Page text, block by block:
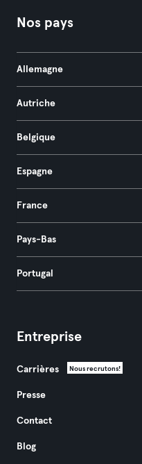
Nos pays
Allemagne
Autriche
Belgique
Espagne
France
Pays-Bas
Portugal
Entreprise
Carrières Nous recrutons!
Presse
Contact
Blog